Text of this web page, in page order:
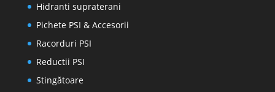
Hidranti supraterani
Pichete PSI & Accesorii
Racorduri PSI
Reductii PSI
Stingătoare